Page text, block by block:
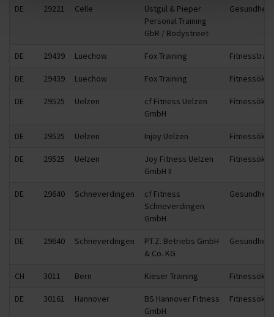
DE 29221 Celle
Üstgül & Pieper
Personal Training
GbR / Bodystreet
DE 29439 Luechow Fox Training
DE 29439 Luechow Fox Training
DE 29525 Uelzen
cf Fitness Uelzen
GmbH
DE 29525 Uelzen Injoy Uelzen
DE 29525 Uelzen
Joy Fitness Uelzen
GmbH II
DE 29640 Schneverdingen
cf Fitness
Schneverdingen
GmbH
DE 29640 Schneverdingen
P.T.Z. Betriebs GmbH
& Co. KG
CH 3011 Bern Kieser Training
DE 30161 Hannover
BS Hannover Fitness
GmbH